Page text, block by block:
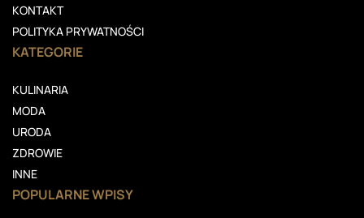
KONTAKT
POLITYKA PRYWATNOŚCI
KATEGORIE
KULINARIA
MODA
URODA
ZDROWIE
INNE
POPULARNE WPISY